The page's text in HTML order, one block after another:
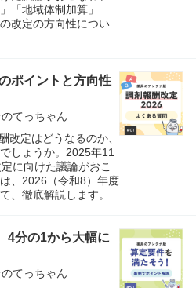
「地域体制加算」
改定の方向性につい
ポイントと方向性
てっちゃん
改定はどうなるのか、
しょうか。2025年11
に向けた議論がおこ
、2026（令和8）年度
、徹底解説します。
4分の1から大幅に
てっちゃん